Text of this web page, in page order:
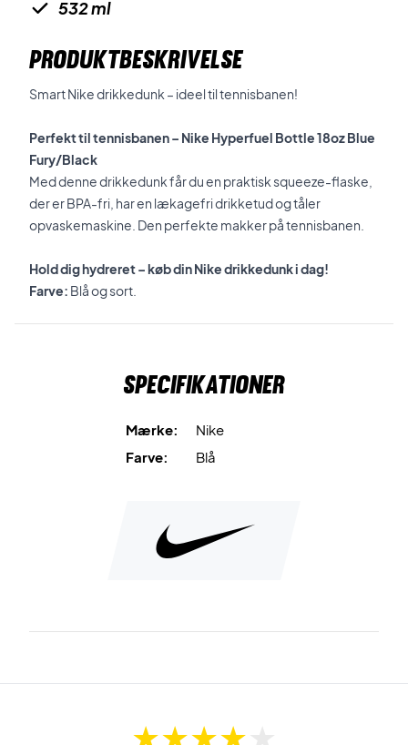
532 ml
PRODUKTBESKRIVELSE
Smart Nike drikkedunk – ideel til tennisbanen!
Perfekt til tennisbanen – Nike Hyperfuel Bottle 18oz Blue
Fury/Black
Med denne drikkedunk får du en praktisk squeeze-flaske,
der er BPA-fri, har en lækagefri drikketud og tåler
opvaskemaskine. Den perfekte makker på tennisbanen.
Hold dig hydreret – køb din Nike drikkedunk i dag!
Farve: Blå og sort.
Specifikationer
Mærke:
Nike
Farve:
Blå